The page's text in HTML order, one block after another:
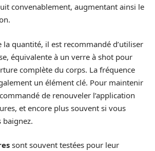
convenablement, augmentant ainsi le
la quantité, il est recommandé d’utiliser
équivalente à un verre à shot pour
complète du corps. La fréquence
un élément clé. Pour maintenir
de renouveler l’application
et encore plus souvent si vous
baignez.
sont souvent testées pour leur